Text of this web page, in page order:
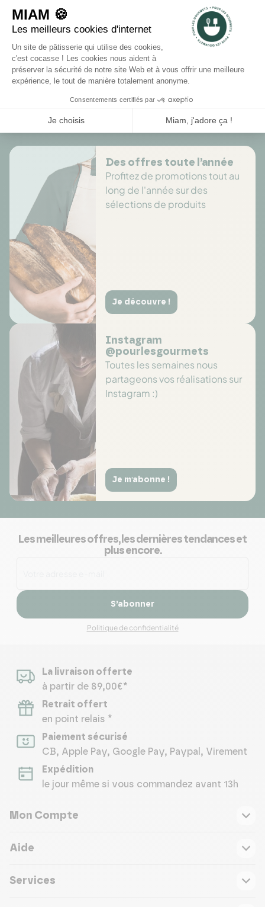
1
Rédiger un avis
Il n'y a pas encore d'avis pour ce produit.
Des offres toute l’année
Profitez de promotions tout au
long de l'année sur des
sélections de produits
Je découvre !
Instagram
@pourlesgourmets
Toutes les semaines nous
partageons vos réalisations sur
Instagram :)
Je m'abonne !
Les meilleures offres, les dernières tendances et
plus encore.
S’abonner
Politique de confidentialité
La livraison offerte
à partir de 89,00€*
Retrait offert
en point relais *
Paiement sécurisé
CB, Apple Pay, Google Pay, Paypal, Virement
Expédition
le jour même si vous commandez avant 13h
Mon Compte
Aide
Services